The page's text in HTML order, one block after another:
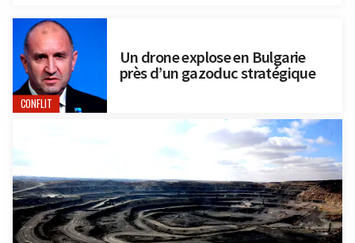
CONFLIT
Un drone explose en Bulgarie
près d’un gazoduc stratégique